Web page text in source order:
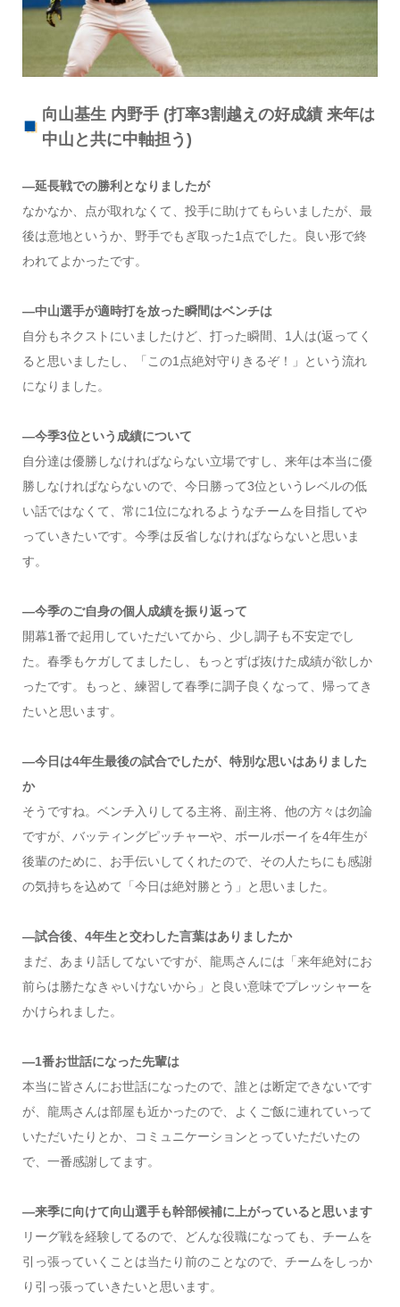
向山基生 内野手 (打率3割越えの好成績 来年は
中山と共に中軸担う)
―延長戦での勝利となりましたが
なかなか、点が取れなくて、投手に助けてもらいましたが、最
後は意地というか、野手でもぎ取った1点でした。良い形で終
われてよかったです。
―中山選手が適時打を放った瞬間はベンチは
自分もネクストにいましたけど、打った瞬間、1人は(返ってく
ると思いましたし、「この1点絶対守りきるぞ！」という流れ
になりました。
―今季3位という成績について
自分達は優勝しなければならない立場ですし、来年は本当に優
勝しなければならないので、今日勝って3位というレベルの低
い話ではなくて、常に1位になれるようなチームを目指してや
っていきたいです。今季は反省しなければならないと思いま
す。
―今季のご自身の個人成績を振り返って
開幕1番で起用していただいてから、少し調子も不安定でし
た。春季もケガしてましたし、もっとずば抜けた成績が欲しか
ったです。もっと、練習して春季に調子良くなって、帰ってき
たいと思います。
―今日は4年生最後の試合でしたが、特別な思いはありました
か
そうですね。ベンチ入りしてる主将、副主将、他の方々は勿論
ですが、バッティングピッチャーや、ボールボーイを4年生が
後輩のために、お手伝いしてくれたので、その人たちにも感謝
の気持ちを込めて「今日は絶対勝とう」と思いました。
―試合後、4年生と交わした言葉はありましたか
まだ、あまり話してないですが、龍馬さんには「来年絶対にお
前らは勝たなきゃいけないから」と良い意味でプレッシャーを
かけられました。
―1番お世話になった先輩は
本当に皆さんにお世話になったので、誰とは断定できないです
が、龍馬さんは部屋も近かったので、よくご飯に連れていって
いただいたりとか、コミュニケーションとっていただいたの
で、一番感謝してます。
―来季に向けて向山選手も幹部候補に上がっていると思います
リーグ戦を経験してるので、どんな役職になっても、チームを
引っ張っていくことは当たり前のことなので、チームをしっか
り引っ張っていきたいと思います。